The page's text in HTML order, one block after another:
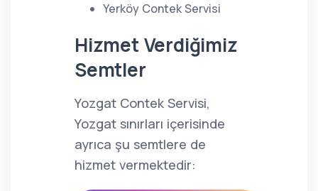
Yerköy Contek Servisi
Hizmet Verdiğimiz
Semtler
Yozgat Contek Servisi,
Yozgat sınırları içerisinde
ayrıca şu semtlere de
hizmet vermektedir: